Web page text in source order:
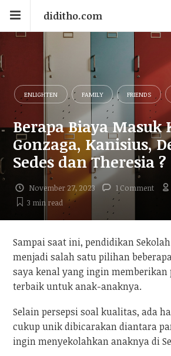
diditho.com
ENLIGHTEN FAMILY FRIENDS
Berapa Biaya Masuk
Gonzaga, Kanisius,
Sedes dan Theresia ?
November 27, 2023 1 Comment
3 minread
Sampai saat ini, pendidikan
menjadi salah satu pilihan
saya kenal yang ingin memberikan
terbaik untuk anak-anaknya.
Selain persepsi soal kualitas, ada
cukup unik dibicarakan diantara
ingin menyekolahkan anaknya di